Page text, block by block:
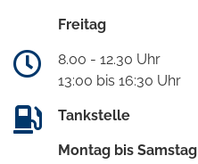
Freitag
8.00 - 12.30 Uhr
13:00 bis 16:30 Uhr
Tankstelle
Montag bis Samstag